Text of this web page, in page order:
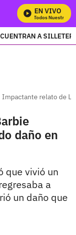
EN VIVO
Mira Todos Nuestros
A
Impactante relato de
daño en
que vivió un
a
un daño que